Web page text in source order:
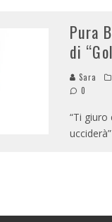
Pura
di
Sara
0
“Ti